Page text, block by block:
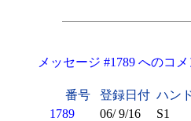
メッセージ #1789 へのコ
番号 登録日付 ハン
1789
06/ 9/16 S1